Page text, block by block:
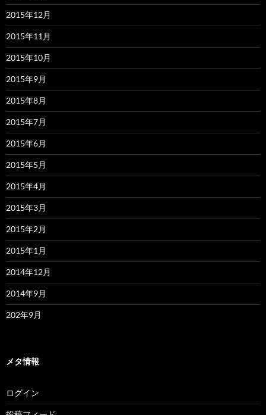
2015年12月
2015年11月
2015年10月
2015年9月
2015年8月
2015年7月
2015年6月
2015年5月
2015年4月
2015年3月
2015年2月
2015年1月
2014年12月
2014年9月
202年9月
メタ情報
ログイン